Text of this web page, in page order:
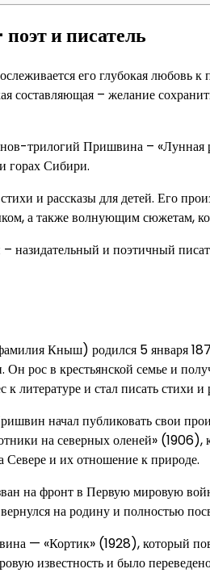
и писатель
его глубокая любовь к
составляющая – желание
трилогий Пришвина – «Лунная
горах Сибири.
и рассказы для детей. Его
а также волнующим сюжетам,
и поэтичный
Кныш) родился 5 января
Он рос в крестьянской семье и
литературе и стал писать стихи и
начал публиковать свои
на северных оленей»
Севере и их отношение к природе.
на фронт в Первую мировую
на родину и полностью
— «Кортик» (1928), который
известность и было